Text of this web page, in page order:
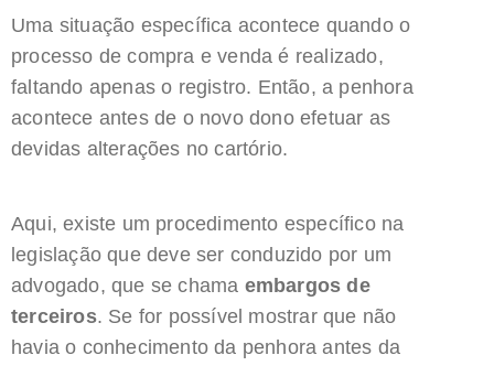
Uma situação específica acontece quando o
processo de compra e venda é realizado,
faltando apenas o registro. Então, a penhora
acontece antes de o novo dono efetuar as
devidas alterações no cartório.
Aqui, existe um procedimento específico na
legislação que deve ser conduzido por um
advogado, que se chama embargos de
terceiros. Se for possível mostrar que não
havia o conhecimento da penhora antes da